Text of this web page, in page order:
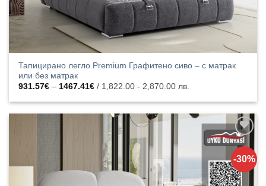
Тапицирано легло Premium Графитено сиво – с матрак
или без матрак
931.57€ – 1467.41€Price
931.57€
1467.41€
/ 1,822.00 - 2,870.00 лв.
-30%
Добавяне
към
списъка с
харесани
продукти